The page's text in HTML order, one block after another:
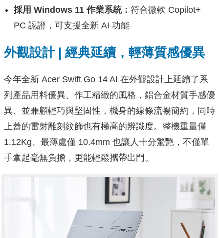
採用 Windows 11 作業系統： 符合微軟 Copilot+
PC 認證，可支援全新 AI 功能
外觀設計| 經典延續，輕薄質感優異
今年全新 Acer Swift Go 14 AI 在外觀設計上延續了系
列產品用料優異、作工精緻的風格，鋁合金材質手感優
異、並兼顧輕巧與堅固性，機身的線條流暢簡約，同時
上蓋的雷射雕刻紋飾也有極高的辨識度。整機重量僅
1.12Kg、最薄處僅 10.4mm 也讓人十分驚艷，不僅單
手拿起毫無負擔，更能輕鬆攜帶出門。